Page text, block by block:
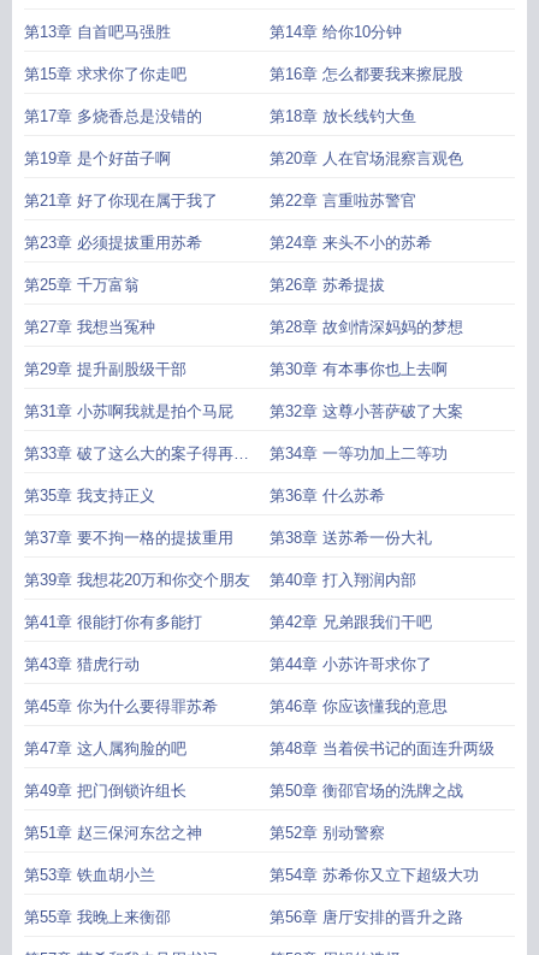
第13章 自首吧马强胜 第14章 给你10分钟
第15章 求求你了你走吧 第16章 怎么都要我来擦屁股
第17章 多烧香总是没错的 第18章 放长线钓大鱼
第19章 是个好苗子啊 第20章 人在官场混察言观色
第21章 好了你现在属于我了 第22章 言重啦苏警官
第23章 必须提拔重用苏希 第24章 来头不小的苏希
第25章 千万富翁 第26章 苏希提拔
第27章 我想当冤种 第28章 故剑情深妈妈的梦想
第29章 提升副股级干部 第30章 有本事你也上去啊
第31章 小苏啊我就是拍个马屁 第32章 这尊小菩萨破了大案
第33章 破了这么大的案子得再提
一提
第34章 一等功加上二等功
第35章 我支持正义 第36章 什么苏希
第37章 要不拘一格的提拔重用 第38章 送苏希一份大礼
第39章 我想花20万和你交个朋友 第40章 打入翔润内部
第41章 很能打你有多能打 第42章 兄弟跟我们干吧
第43章 猎虎行动 第44章 小苏许哥求你了
第45章 你为什么要得罪苏希 第46章 你应该懂我的意思
第47章 这人属狗脸的吧 第48章 当着侯书记的面连升两级
第49章 把门倒锁许组长 第50章 衡邵官场的洗牌之战
第51章 赵三保河东岔之神 第52章 别动警察
第53章 铁血胡小兰 第54章 苏希你又立下超级大功
第55章 我晚上来衡邵 第56章 唐厅安排的晋升之路